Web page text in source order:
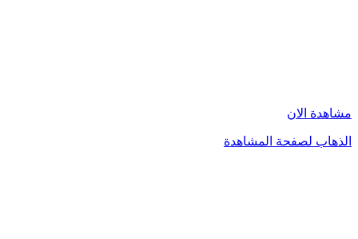
مشاهدة الان
الذهاب لصفحة المشاهدة